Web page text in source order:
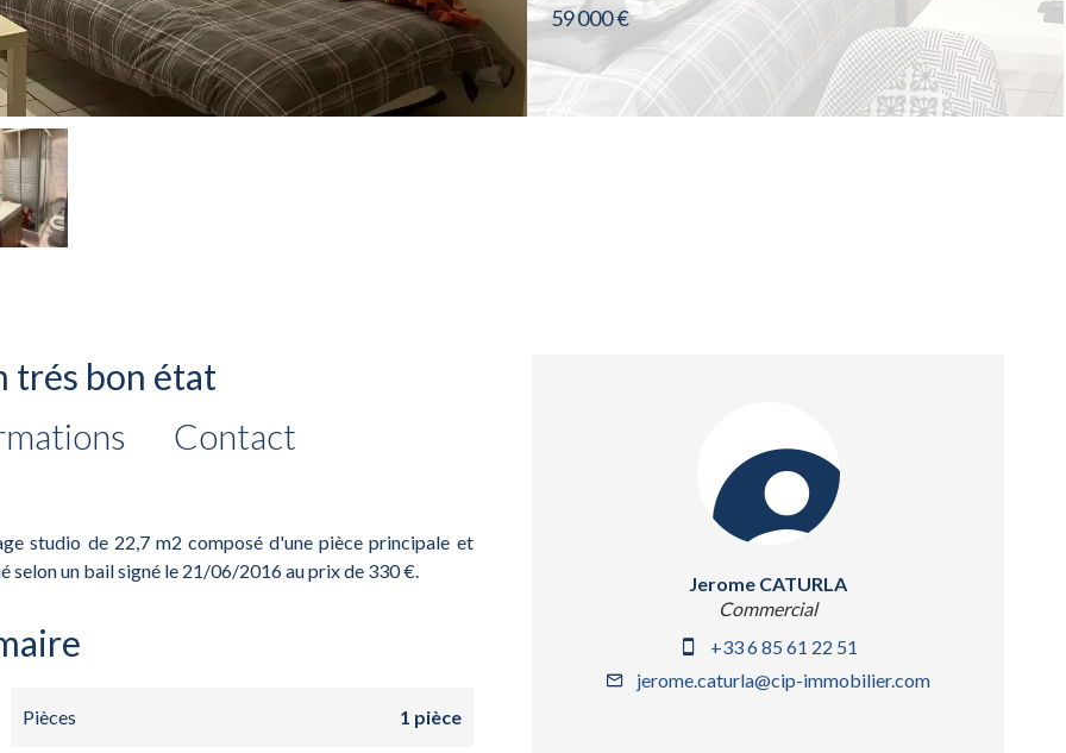
59 000 €
trés bon état
Contact
studio de 22,7 m2 composé d'une pièce principale et
selon un bail signé le 21/06/2016 au prix de 330 €.
Pièces 1 pièce
Jerome CATURLA
Commercial
+33 6 85 61 22 51
jerome.caturla@cip-immobilier.com